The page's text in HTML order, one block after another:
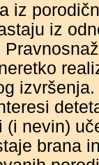
iz
iz
(i nevin)
brana